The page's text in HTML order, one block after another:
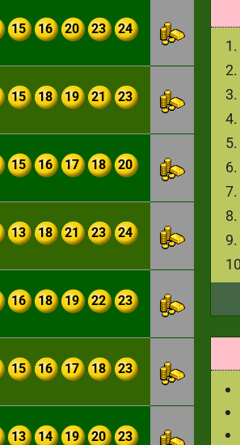
15 16 20 23 24
15 18 19 21 23
15 16 17 18 20
13 18 21 23 24
16 18 19 22 23
15 16 17 18 23
13 14 19 20 23